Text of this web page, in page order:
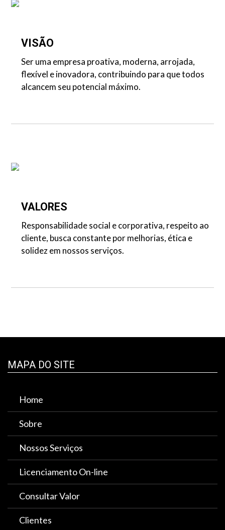
VISÃO
Ser uma empresa proativa, moderna, arrojada,
flexível e inovadora, contribuindo para que todos
alcancem seu potencial máximo.
VALORES
Responsabilidade social e corporativa, respeito ao
cliente, busca constante por melhorias, ética e
solidez em nossos serviços.
MAPA DO SITE
Home
Sobre
Nossos Serviços
Licenciamento On-line
Consultar Valor
Clientes